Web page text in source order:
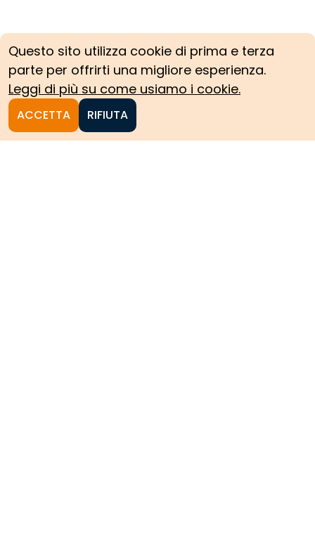
Questo sito utilizza cookie di prima e terza
parte per offrirti una migliore esperienza.
Leggi di più su come usiamo i cookie.
ACCETTA RIFIUTA